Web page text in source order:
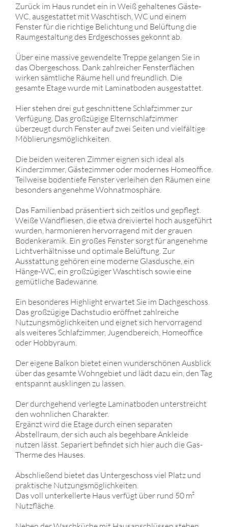
Zurück im Haus rundet ein in Weiß gehaltenes Gäste-
WC, ausgestattet mit Waschtisch, WC und einem
Fenster für die richtige Belichtung und Belüftung die
Raumgestaltung des Erdgeschosses gekonnt ab.
Über eine massive gewendelte Treppe gelangen Sie in
das Obergeschoss. Dank zahlreicher Fensterflächen
wirken sämtliche Räume hell und freundlich. Die
gesamte Etage wurde mit Laminatboden ausgestattet.
Hier stehen drei gut geschnittene Schlafzimmer zur
Verfügung. Das großzügige Elternschlafzimmer
überzeugt durch Fenster auf zwei Seiten und vielfältige
Möblierungsmöglichkeiten.
Die beiden weiteren Zimmer eignen sich ideal als
Kinderzimmer, Gästezimmer oder modernes Homeoffice.
Teilweise bodentiefe Fenster verleihen den Räumen eine
besonders angenehme Wohnatmosphäre.
Das Familienbad präsentiert sich zeitlos und gepflegt.
Weiße Wandfliesen, die etwa dreiviertel hoch ausgeführt
wurden, harmonieren hervorragend mit der grauen
Bodenkeramik. Ein großes Fenster sorgt für angenehme
Lichtverhältnisse und optimale Belüftung. Zur
Ausstattung gehören eine moderne Glasdusche, ein
Hänge-WC, ein großzügiger Waschtisch sowie eine
gemütliche Badewanne.
Ein besonderes Highlight erwartet Sie im Dachgeschoss.
Das großzügige Dachstudio eröffnet zahlreiche
Nutzungsmöglichkeiten und eignet sich hervorragend
als weiteres Schlafzimmer, Jugendbereich, Homeoffice
oder Hobbyraum.
Der eigene Balkon bietet einen wunderschönen Ausblick
über das gesamte Wohngebiet und lädt dazu ein, den Tag
entspannt ausklingen zu lassen.
Der durchgehend verlegte Laminatboden unterstreicht
den wohnlichen Charakter.
Ergänzt wird die Etage durch einen separaten
Abstellraum, der sich auch als begehbare Ankleide
nutzen lässt. Separiert befindet sich hier auch die Gas-
Therme des Hauses.
Abschließend bietet das Untergeschoss viel Platz und
praktische Nutzungsmöglichkeiten.
Das voll unterkellerte Haus verfügt über rund 50 m²
Nutzfläche.